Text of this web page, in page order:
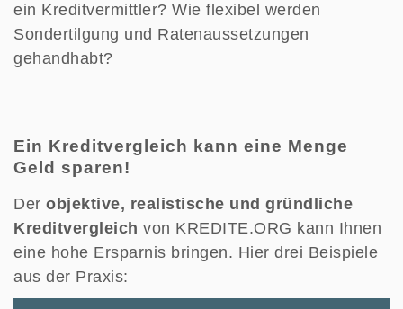
ein Kreditvermittler? Wie flexibel werden
Sondertilgung und Ratenaussetzungen
gehandhabt?
Ein Kreditvergleich kann eine Menge
Geld sparen!
Der objektive, realistische und gründliche
Kreditvergleich von KREDITE.ORG kann Ihnen
eine hohe Ersparnis bringen. Hier drei Beispiele
aus der Praxis: